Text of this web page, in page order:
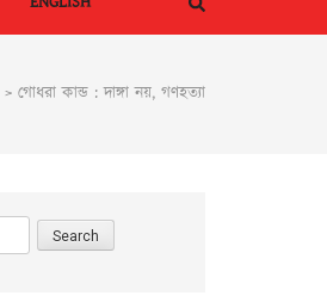
> গোধরা কান্ড : দাঙ্গা নয়, গণহত্যা